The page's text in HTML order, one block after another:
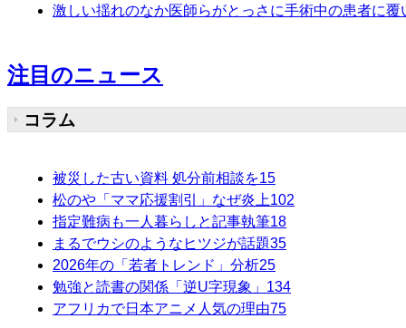
激しい揺れのなか医師らがとっさに手術中の患者に
注目のニュース
コラム
被災した古い資料 処分前相談を15
松のや「ママ応援割引」なぜ炎上102
指定難病も一人暮らしと記事執筆18
まるでウシのようなヒツジが話題35
2026年の「若者トレンド」分析25
勉強と読書の関係「逆U字現象」 134
アフリカで日本アニメ人気の理由75